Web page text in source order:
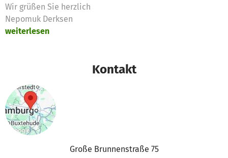
Wir grüßen Sie herzlich
Nepomuk Derksen
weiterlesen
Kontakt
Große Brunnenstraße 75